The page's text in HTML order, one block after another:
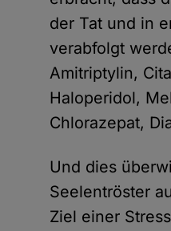
der Tat und in
verabfolgt
Amitriptylin,
Haloperidol,
Chlorazepat,
Und dies
Seelentröster
Ziel einer